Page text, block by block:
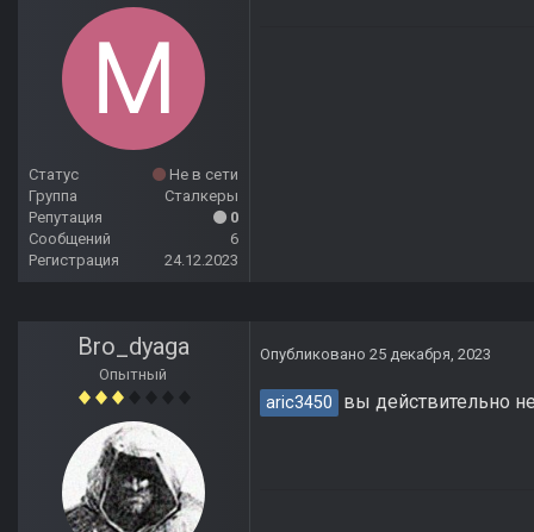
Статус
Не в сети
Группа
Сталкеры
Репутация
0
Сообщений
6
Регистрация
24.12.2023
Bro_dyaga
Опытный
Опубликовано 25 декабря, 2023
aric3450 вы действительно